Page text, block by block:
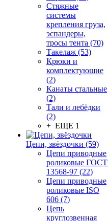
Стяжные
системы
крепления груза,
эспандеры,
тросы тента (70)
Такелаж (53)
Крюки и
комплектующие
(2)
Канаты стальные
(2)
Тали и лебёдки
(2)
+ ЕЩЕ 1
Цепи, звёздочки (59)
Цепи приводные
роликовые ГОСТ
13568-97 (22)
Цепи приводные
роликовые ISO
606 (7)
Цепь
круглозвенная